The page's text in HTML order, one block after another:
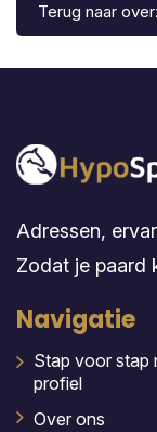
Terug naar
Adressen,
Zodat je paard
Navigatie
Stap voor stap
profiel
Over ons